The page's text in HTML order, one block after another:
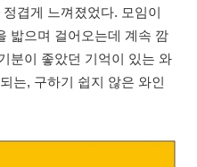
겹게 느껴졌었다. 모임이
밟으며 걸어오는데 계속 깜
분이 좋았던 기억이 있는 와
는, 구하기 쉽지 않은 와인